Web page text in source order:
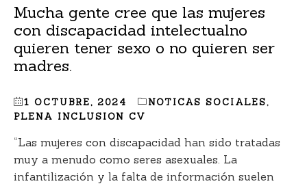
Mucha gente cree que las mujeres
con discapacidad intelectualno
quieren tener sexo o no quieren ser
madres.
1 OCTUBRE, 2024 NOTICAS SOCIALES,
PLENA INCLUSION CV
“Las mujeres con discapacidad han sido tratadas
muy a menudo como seres asexuales. La
infantilización y la falta de información suelen